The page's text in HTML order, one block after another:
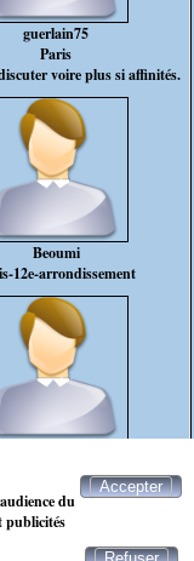
du
publicités
Accepter
guerlain75
Paris
voire plus si affinités.
Beoumi
12e-arrondissement
15e-arrondissement
en-brie